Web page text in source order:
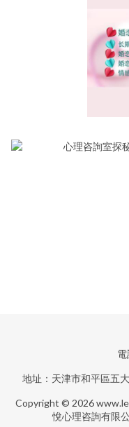
地址：天津市和平區五
Copyright © 2026
悅心理咨詢有限